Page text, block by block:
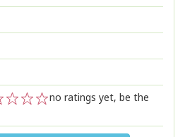
no ratings yet, be the